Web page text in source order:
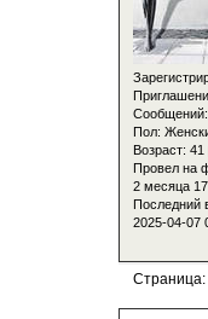
Сообщений:
Пол:
Возраст: 41
Провел на
2 месяца
Последний
2025-04-07